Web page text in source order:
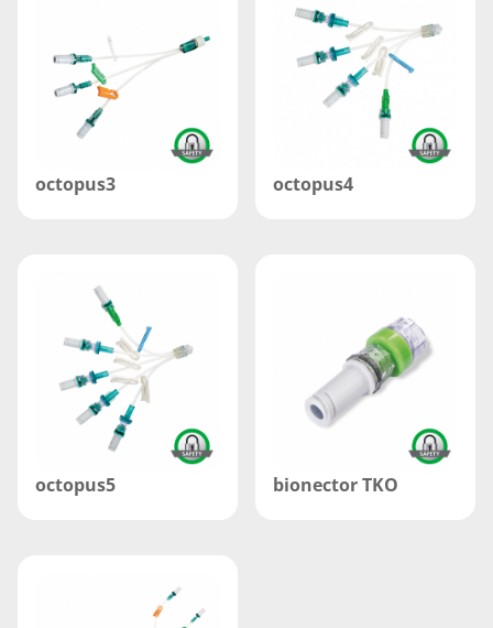
octopus3 octopus4
octopus5 bionector TKO